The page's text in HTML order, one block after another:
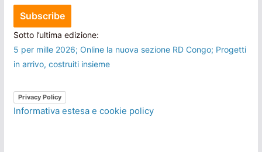
Sotto l’ultima edizione:
5 per mille 2026; Online la nuova sezione RD Congo; Progetti
in arrivo, costruiti insieme
Privacy Policy
Informativa estesa e cookie policy